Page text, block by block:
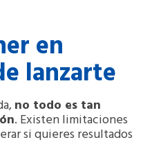
en
lanzarte
no todo es tan
. Existen limitaciones
si quieres resultados